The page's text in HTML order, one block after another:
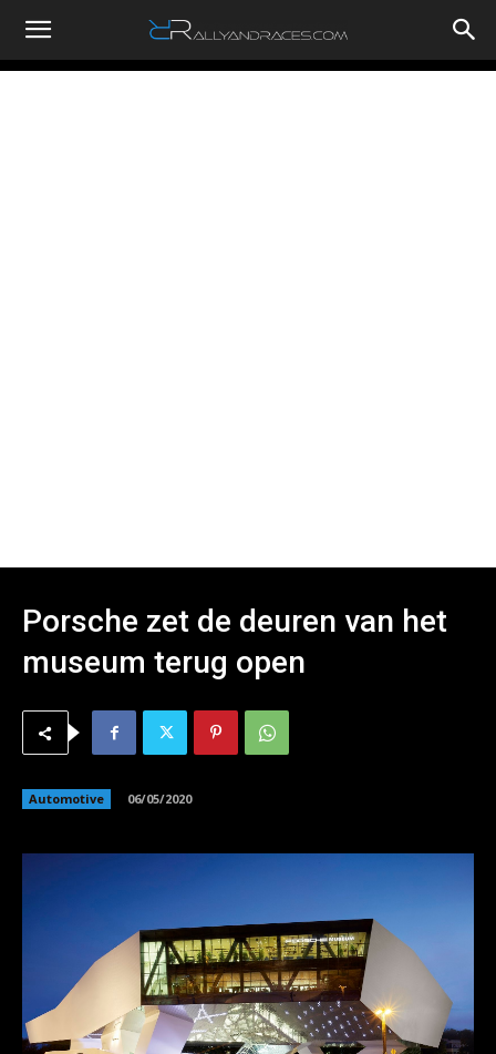
RallyandRaces.com
Porsche zet de deuren van het
museum terug open
Automotive 06/05/2020